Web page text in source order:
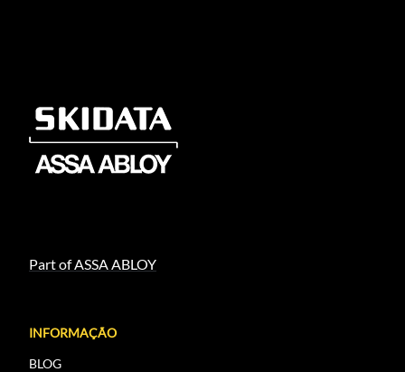
Carregar mais
Part of ASSA ABLOY
INFORMAÇÃO
BLOG